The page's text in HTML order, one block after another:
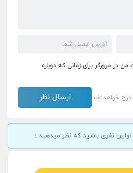
در مرورگر برای زمانی که دوباره
درج خواهد شد
نفری باشید که نظر میدهید !